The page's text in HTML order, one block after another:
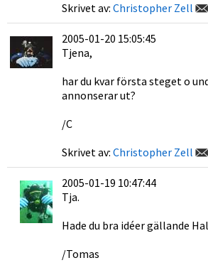
Skrivet av: Christopher Zell
2005-01-20 15:05:45
Tjena,
har du kvar första steget o
annonserar ut?
/C
Skrivet av: Christopher Zell
2005-01-19 10:47:44
Tja.
Hade du bra idéer gällande
/Tomas